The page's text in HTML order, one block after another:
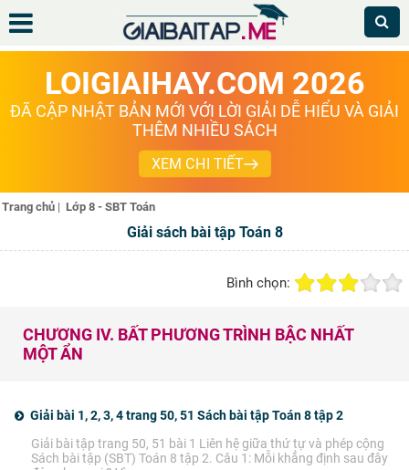
LOIGIAIHAY.COM 2026
ĐÃ CẬP NHẬT BẢN MỚI VỚI LỜI GIẢI DỄ HIỂU VÀ GIẢI
THÊM NHIỀU SÁCH
XEM CHI TIẾT
Trang chủ | Lớp 8 - SBT Toán
Giải sách bài tập Toán 8
Bình chọn:
CHƯƠNG IV. BẤT PHƯƠNG TRÌNH BẬC NHẤT
MỘT ẨN
Giải bài 1, 2, 3, 4 trang 50, 51 Sách bài tập Toán 8 tập 2
Giải bài tập trang 50, 51 bài 1 Liên hệ giữa thứ tự và phép cộng
Sách bài tập (SBT) Toán 8 tập 2. Câu 1: Mỗi khẳng định sau đây